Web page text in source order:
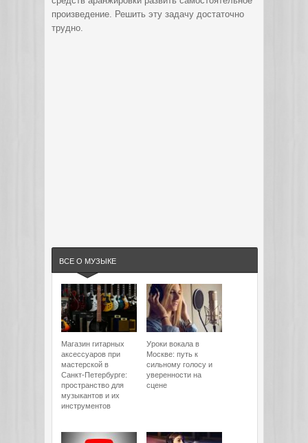
произведение. Решить эту задачу достаточно
трудно.
ВСЕ О МУЗЫКЕ
Магазин гитарных
аксессуаров при
мастерской в
Санкт-Петербурге:
пространство для
музыкантов и их
инструментов
Уроки вокала в
Москве: путь к
сильному голосу и
уверенности на
сцене